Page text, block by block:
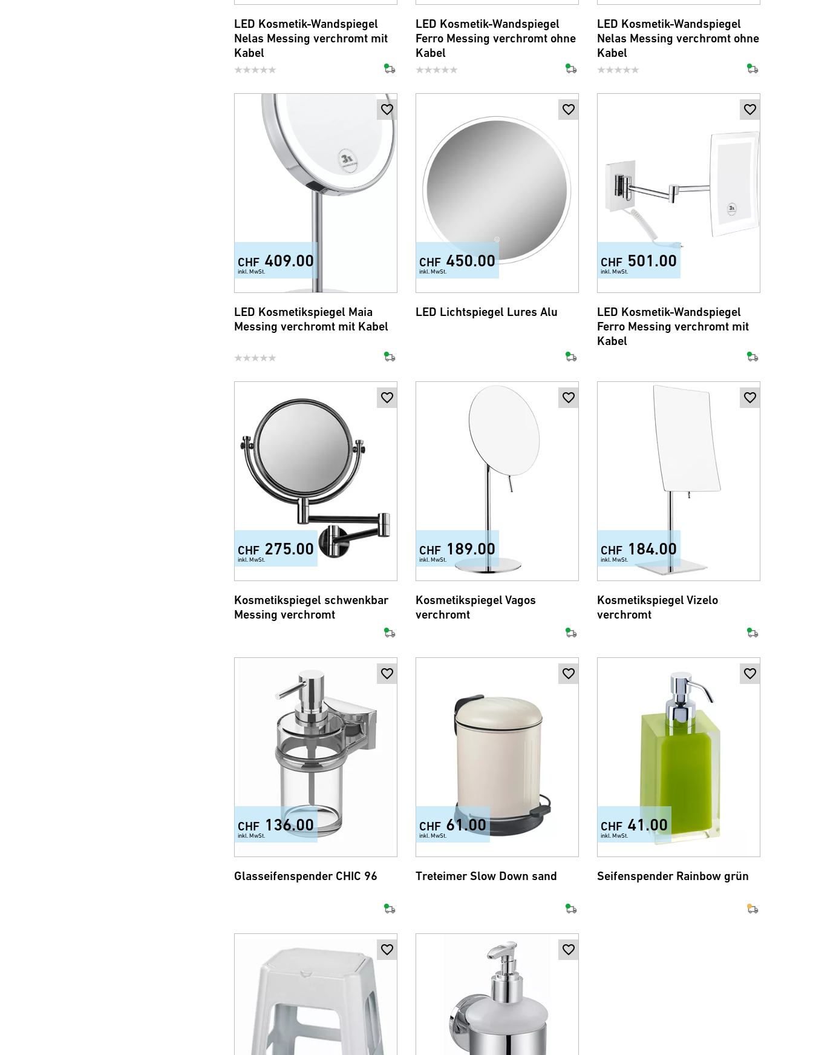
LED Kosmetik-Wandspiegel
Nelas Messing verchromt mit
Kabel
LED Kosmetik-Wandspiegel
Ferro Messing verchromt ohne
Kabel
LED Kosmetik-Wandspiegel
Nelas Messing verchromt ohne
Kabel
CHF 409.00
inkl. MwSt.
LED Kosmetikspiegel Maia
Messing verchromt mit Kabel
CHF 450.00
inkl. MwSt.
LED Lichtspiegel Lures Alu
CHF 501.00
inkl. MwSt.
LED Kosmetik-Wandspiegel
Ferro Messing verchromt mit
Kabel
CHF 275.00
inkl. MwSt.
Kosmetikspiegel schwenkbar
Messing verchromt
CHF 189.00
inkl. MwSt.
Kosmetikspiegel Vagos
verchromt
CHF 184.00
inkl. MwSt.
Kosmetikspiegel Vizelo
verchromt
CHF 136.00
inkl. MwSt.
Glasseifenspender CHIC 96
+1
CHF 61.00
inkl. MwSt.
Treteimer Slow Down sand
CHF 41.00
inkl. MwSt.
Seifenspender Rainbow grün